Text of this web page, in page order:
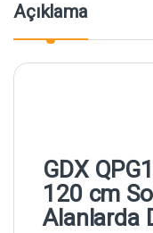
Açıklama
GDX
120 cm
Alanlarda